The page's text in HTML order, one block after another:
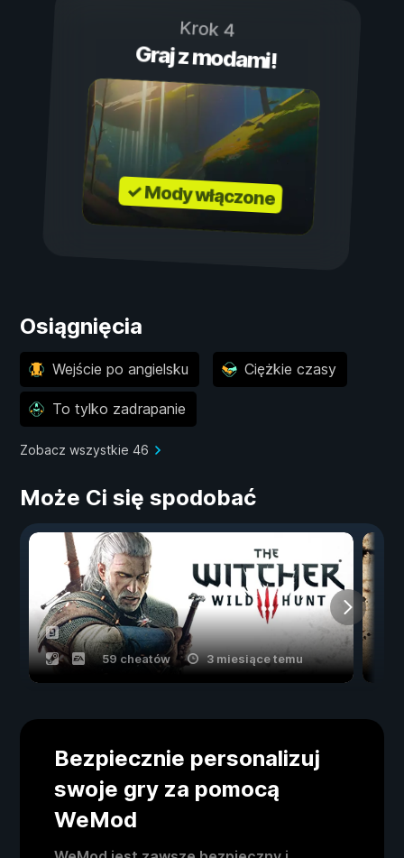
Krok 4
Graj z modami!
✓ Mody włączone
Osiągnięcia
Wejście po angielsku Ciężkie czasy
To tylko zadrapanie
Zobacz wszystkie 46
Może Ci się spodobać
59 cheatów 3 miesiące temu
Bezpiecznie personalizuj
swoje gry za pomocą
WeMod